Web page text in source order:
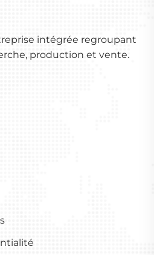
intégrée regroupant
production et vente.